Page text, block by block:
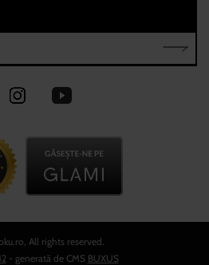
All rights reserved.
- generată de CMS BUXUS